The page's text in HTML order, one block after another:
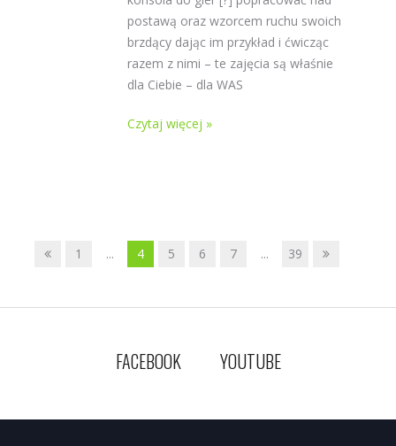
postawą oraz wzorcem ruchu swoich
brzdący dając im przykład i ćwicząc
razem z nimi – te zajęcia są właśnie
dla Ciebie – dla WAS
Czytaj więcej »
1 ... 4 5 6 7 ... 39
FACEBOOK YOUTUBE